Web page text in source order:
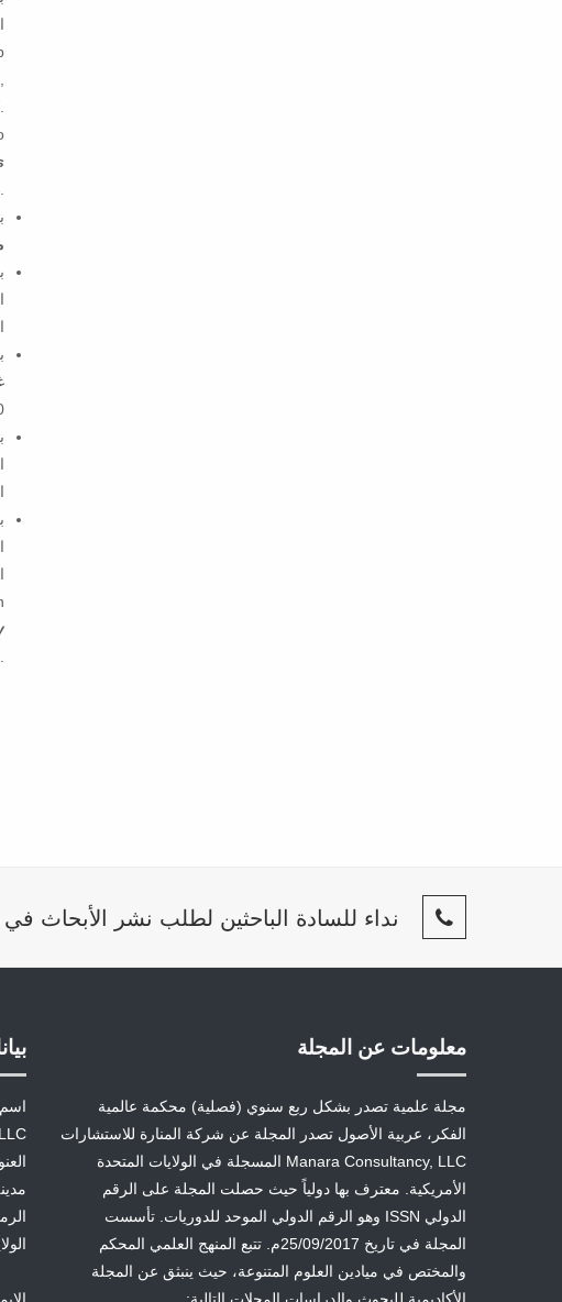
نداء للسادة الباحثين لطلب نشر الأبحاث في
معلومات عن المجلة
مجلة علمية تصدر بشكل ربع سنوي (فصلية) محكمة عالمية
الفكر، عربية الأصول تصدر المجلة عن شركة المنارة للاستشارات
Manara Consultancy, LLC المسجلة في الولايات المتحدة
الأمريكية. معترف بها دولياً حيث حصلت المجلة على الرقم
الدولي ISSN وهو الرقم الدولي الموحد للدوريات. تأسست
المجلة في تاريخ 25/09/2017م. تتبع المنهج العلمي المحكم
والمختص في ميادين العلوم المتنوعة، حيث ينبثق عن المجلة
العنوان: 131 طريق